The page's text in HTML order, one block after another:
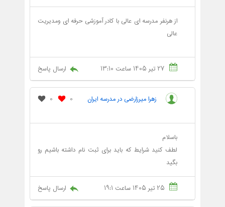
از هرنفر مدرسه ای عالی با کادر آموزشی حرفه ای ومدیریت
عالی
27 تیر 1405 ساعت 13:10 ارسال پاسخ
زهرا میرزارضی در مدرسه ایران‌ 0
0
باسلام
لطف کنید شرایط که باید برای ثبت نام داشته باشیم رو
بگید
25 تیر 1405 ساعت 19:1 ارسال پاسخ